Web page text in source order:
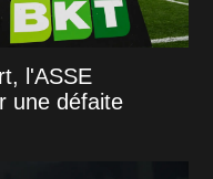
l'ASSE
une défaite